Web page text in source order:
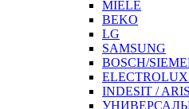
MIELE
BEKO
LG
SAMSUNG
BOSCH/
INDESIT /